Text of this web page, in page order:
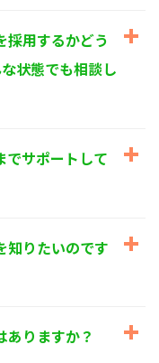
報保護担当
採用するかどう
状態でも相談し
でサポートして
知りたいのです
ありますか？